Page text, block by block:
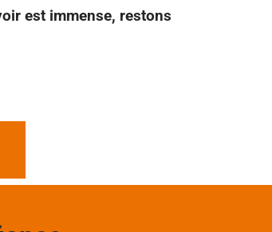
est immense, restons